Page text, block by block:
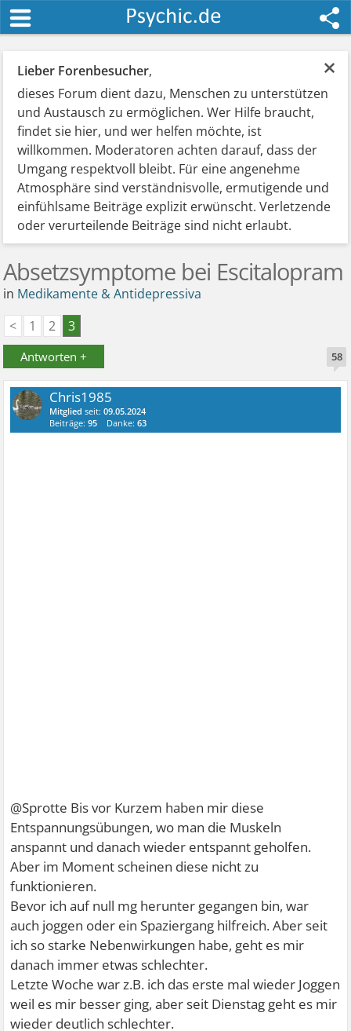
×
Lieber Forenbesucher,
dieses Forum dient dazu, Menschen zu unterstützen
und Austausch zu ermöglichen. Wer Hilfe braucht,
findet sie hier, und wer helfen möchte, ist
willkommen. Moderatoren achten darauf, dass der
Umgang respektvoll bleibt. Für eine angenehme
Atmosphäre sind verständnisvolle, ermutigende und
einfühlsame Beiträge explizit erwünscht. Verletzende
oder verurteilende Beiträge sind nicht erlaubt.
Absetzsymptome bei Escitalopram
in Medikamente & Antidepressiva
<
1 2 3
Antworten + 58
Chris1985
Mitglied seit:09.05.2024
Beiträge:95 Danke:63
@Sprotte Bis vor Kurzem haben mir diese
Entspannungsübungen, wo man die Muskeln
anspannt und danach wieder entspannt geholfen.
Aber im Moment scheinen diese nicht zu
funktionieren.
Bevor ich auf null mg herunter gegangen bin, war
auch joggen oder ein Spaziergang hilfreich. Aber seit
ich so starke Nebenwirkungen habe, geht es mir
danach immer etwas schlechter.
Letzte Woche war z.B. ich das erste mal wieder Joggen
weil es mir besser ging, aber seit Dienstag geht es mir
wieder deutlich schlechter.